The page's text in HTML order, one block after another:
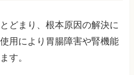
どまり、根本原因の解決に
用により胃腸障害や腎機能
す。